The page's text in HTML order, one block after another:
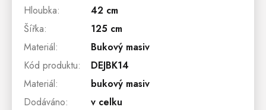
Hloubka:
42 cm
Šířka:
125 cm
Materiál:
Bukový masiv
Kód produktu:
DEJBK14
Materiál:
bukový masiv
Dodáváno:
v celku